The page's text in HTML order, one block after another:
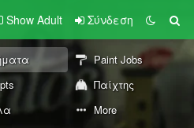
Show Adult Σύνδεση
Paint Jobs
Παίχτης
More